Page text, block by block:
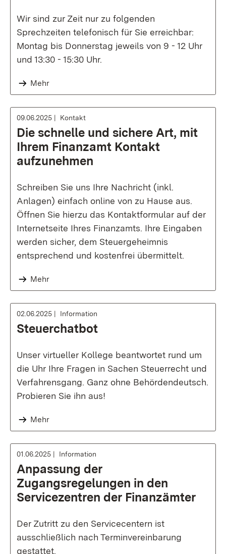
Wir sind zur Zeit nur zu folgenden
Sprechzeiten telefonisch für Sie erreichbar:
Montag bis Donnerstag jeweils von 9 - 12 Uhr
und 13:30 - 15:30 Uhr.
Mehr
09.06.2025 Kontakt
Die schnelle und sichere Art, mit
Ihrem Finanzamt Kontakt
aufzunehmen
Schreiben Sie uns Ihre Nachricht (inkl.
Anlagen) einfach online von zu Hause aus.
Öffnen Sie hierzu das Kontaktformular auf der
Internetseite Ihres Finanzamts. Ihre Eingaben
werden sicher, dem Steuergeheimnis
entsprechend und kostenfrei übermittelt.
Mehr
02.06.2025 Information
Steuerchatbot
Unser virtueller Kollege beantwortet rund um
die Uhr Ihre Fragen in Sachen Steuerrecht und
Verfahrensgang. Ganz ohne Behördendeutsch.
Probieren Sie ihn aus!
Mehr
01.06.2025 Information
Anpassung der
Zugangsregelungen in den
Servicezentren der Finanzämter
Der Zutritt zu den Servicecentern ist
ausschließlich nach Terminvereinbarung
gestattet.